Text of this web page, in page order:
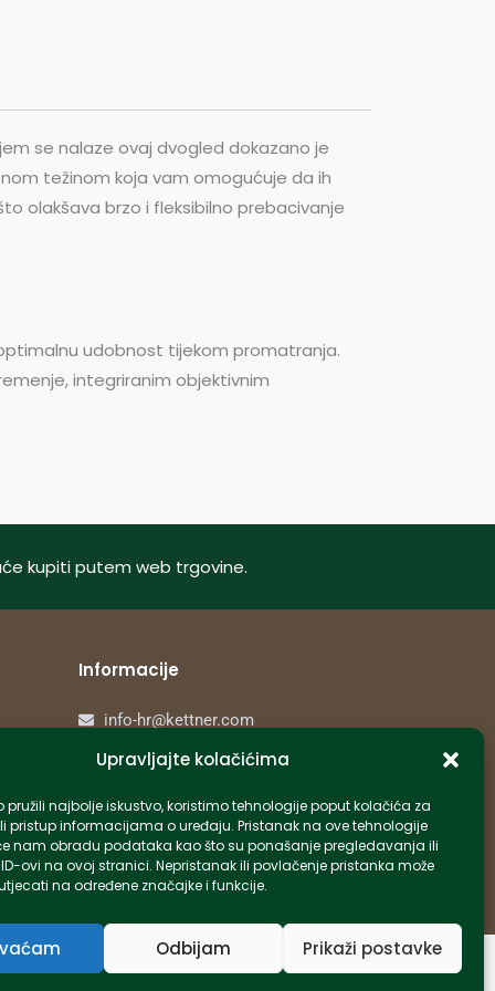
Upravljajte kolačićima
pružili najbolje iskustvo, koristimo tehnologije poput kolačića za
pristup informacijama o uređaju. Pristanak na ove tehnologije
nam obradu podataka kao što su ponašanje pregledavanja ili
ovi na ovoj stranici. Nepristanak ili povlačenje pristanka može
na određene značajke i funkcije.
Odbijam Prikaži postavke
se nalaze ovaj dvogled dokazano je
težinom koja vam omogućuje da ih
olakšava brzo i fleksibilno prebacivanje
udobnost tijekom promatranja.
integriranim objektivnim
kupiti putem web trgovine.
Informacije
info-hr@kettner.com
Poslovnica Osijek 031 500 181
Created by Pumapunku